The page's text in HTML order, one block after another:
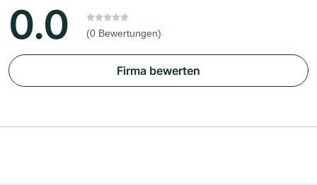
0.0 (0 Bewertungen)
Firma bewerten